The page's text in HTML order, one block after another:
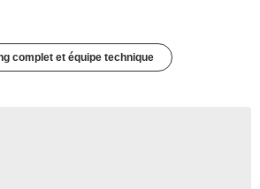
complet et équipe technique